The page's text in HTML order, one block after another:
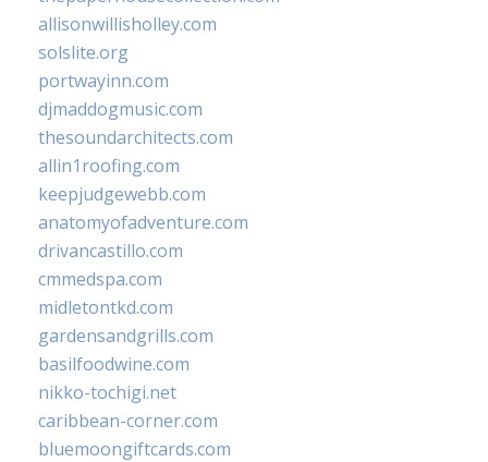
allisonwillisholley.com
solslite.org
portwayinn.com
djmaddogmusic.com
thesoundarchitects.com
allin1roofing.com
keepjudgewebb.com
anatomyofadventure.com
drivancastillo.com
cmmedspa.com
midletontkd.com
gardensandgrills.com
basilfoodwine.com
nikko-tochigi.net
caribbean-corner.com
bluemoongiftcards.com